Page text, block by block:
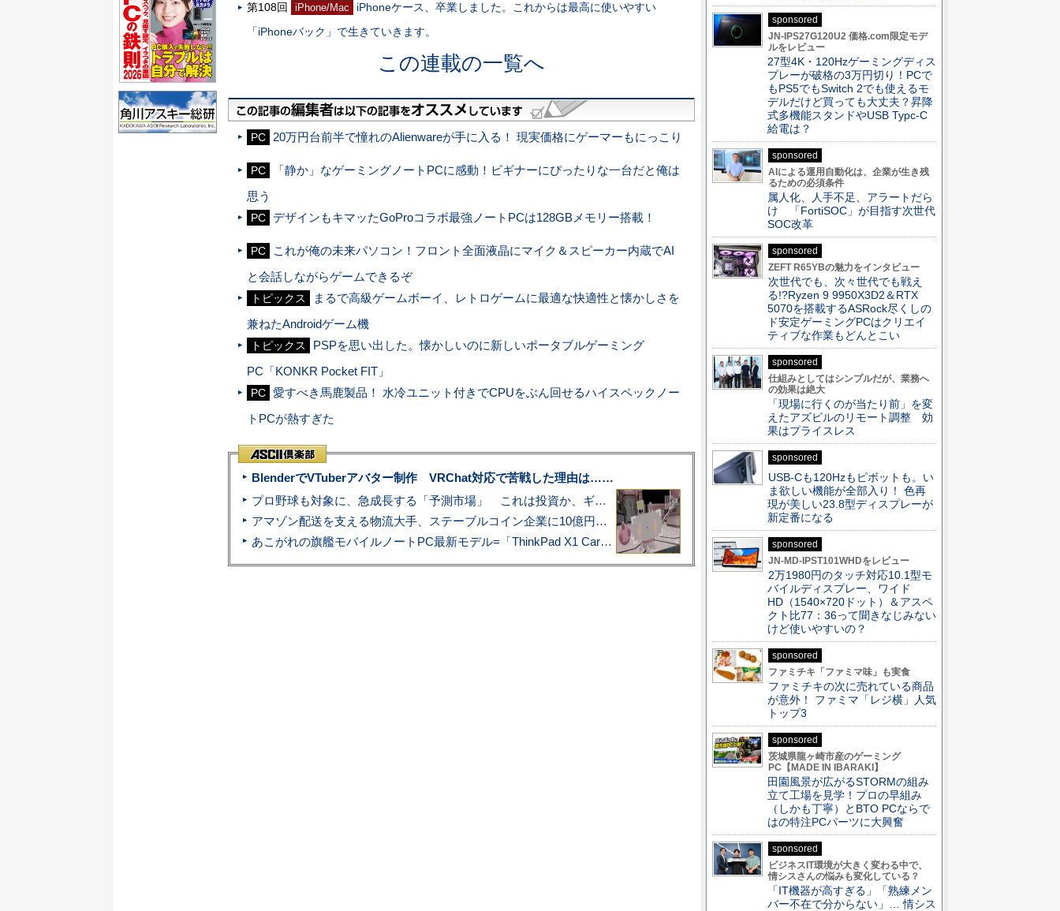
第108回
iPhone/Mac
iPhoneケース、卒業しました。これからは最高に使いやすい
「iPhoneバック」で生きていきます。
この連載の一覧へ
PC 20万円台前半で憧れのAlienwareが手に入る！ 現実価格にゲーマーもにっこり
PC
「静か」なゲーミングノートPCに感動！ビギナーにぴったりな一台だと俺は
思う
PC デザインもキマッたGoProコラボ最強ノートPCは128GBメモリー搭載！
PC
これが俺の未来パソコン！フロント全面液晶にマイク＆スピーカー内蔵でAI
と会話しながらゲームできるぞ
トピックス
まるで高級ゲームボーイ、レトロゲームに最適な快適性と懐かしさを
兼ねたAndroidゲーム機
トピックス
PSPを思い出した。懐かしいのに新しいポータブルゲーミング
PC「KONKR Pocket FIT」
PC 愛すべき馬鹿製品！ 水冷ユニット付きでCPUをぶん回せるハイスペックノー
トPCが熱すぎた
BlenderでVTuberアバター制作 VRChat対応で苦戦した理由は……
プロ野球も対象に、急成長する「予測市場」 これは投資か、ギャンブルか
アマゾン配送を支える物流大手、ステーブルコイン企業に10億円投資のワケ
あこがれの旗艦モバイルノートPC最新モデル=「ThinkPad X1 Carbon Gen 14 Aura Edition」実機レビュー
sponsored
JN-IPS27G120U2 価格.com限定モデ
ルをレビュー
27型4K・120Hzゲーミングディス
プレーが破格の3万円切り！PCで
もPS5でもSwitch 2でも使えるモ
デルだけど買っても大丈夫？昇降
式多機能スタンドやUSB Typc-C
給電は？
sponsored
AIによる運用自動化は、企業が生き残
るための必須条件
属人化、人手不足、アラートだら
け 「FortiSOC」が目指す次世代
SOC改革
sponsored
ZEFT R65YBの魅力をインタビュー
次世代でも、次々世代でも戦え
る!?Ryzen 9 9950X3D2＆RTX
5070を搭載するASRock尽くしの
ド安定ゲーミングPCはクリエイ
ティブな作業もどんとこい
sponsored
仕組みとしてはシンプルだが、業務へ
の効果は絶大
「現場に行くのが当たり前」を変
えたアズビルのリモート調整 効
果はプライスレス
sponsored
USB-Cも120Hzもピボットも。い
ま欲しい機能が全部入り！ 色再
現が美しい23.8型ディスプレーが
新定番になる
sponsored
JN-MD-IPST101WHDをレビュー
2万1980円のタッチ対応10.1型モ
バイルディスプレー、ワイド
HD（1540×720ドット）＆アスペ
クト比77：36って聞きなじみない
けど使いやすいの？
sponsored
ファミチキ「ファミマ味」も実食
ファミチキの次に売れている商品
が意外！ ファミマ「レジ横」人気
トップ3
sponsored
茨城県龍ヶ崎市産のゲーミング
PC【MADE IN IBARAKI】
田園風景が広がるSTORMの組み
立て工場を見学！プロの早組み
（しかも丁寧）とBTO PCならで
はの特注PCパーツに大興奮
sponsored
ビジネスIT環境が大きく変わる中で、
情シスさんの悩みも変化している？
「IT機器が高すぎる」「熟練メン
バー不在で分からない」… 情シス